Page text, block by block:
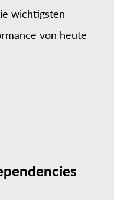
wichtigsten
von heute